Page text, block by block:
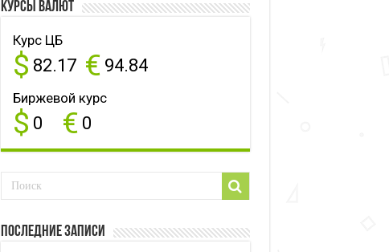
Курсы валют
Курс ЦБ
$ 82.17 € 94.84
Биржевой курс
$ 0 € 0
Последние записи